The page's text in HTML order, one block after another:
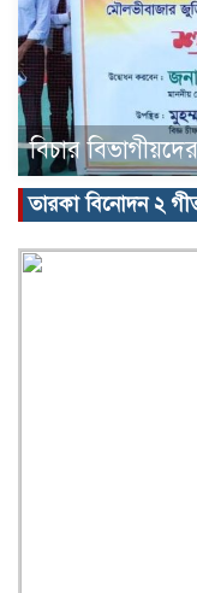
বিচার
তারকা বিনোদন ২